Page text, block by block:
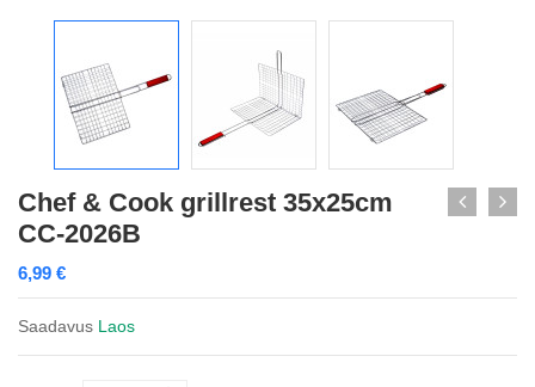
Chef & Cook grillrest 35x25cm
CC-2026B
6,99 €
Saadavus Laos